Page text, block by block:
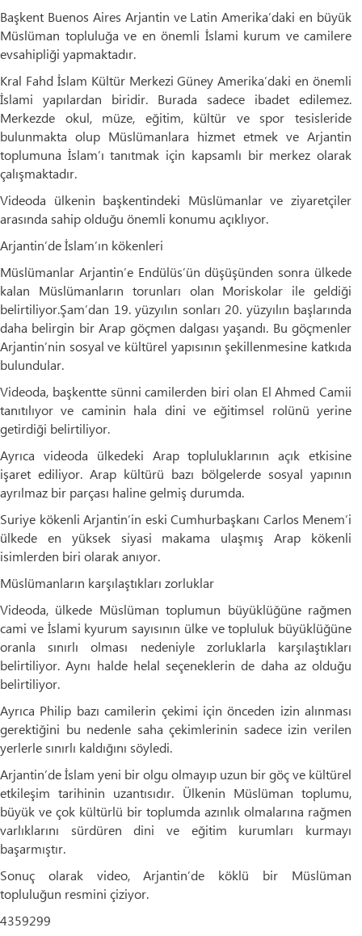
Başkent Buenos Aires Arjantin ve Latin Amerika’daki en büyük
Müslüman topluluğa ve en önemli İslami kurum ve camilere
evsahipliği yapmaktadır.
Kral Fahd İslam Kültür Merkezi Güney Amerika’daki en önemli
İslami yapılardan biridir. Burada sadece ibadet edilemez.
Merkezde okul, müze, eğitim, kültür ve spor tesisleride
bulunmakta olup Müslümanlara hizmet etmek ve Arjantin
toplumuna İslam’ı tanıtmak için kapsamlı bir merkez olarak
çalışmaktadır.
Videoda ülkenin başkentindeki Müslümanlar ve ziyaretçiler
arasında sahip olduğu önemli konumu açıklıyor.
Arjantin’de İslam’ın kökenleri
Müslümanlar Arjantin’e Endülüs’ün düşüşünden sonra ülkede
kalan Müslümanların torunları olan Moriskolar ile geldiği
belirtiliyor.Şam’dan 19. yüzyılın sonları 20. yüzyılın başlarında
daha belirgin bir Arap göçmen dalgası yaşandı. Bu göçmenler
Arjantin’nin sosyal ve kültürel yapısının şekillenmesine katkıda
bulundular.
Videoda, başkentte sünni camilerden biri olan El Ahmed Camii
tanıtılıyor ve caminin hala dini ve eğitimsel rolünü yerine
getirdiği belirtiliyor.
Ayrıca videoda ülkedeki Arap topluluklarının açık etkisine
işaret ediliyor. Arap kültürü bazı bölgelerde sosyal yapının
ayrılmaz bir parçası haline gelmiş durumda.
Suriye kökenli Arjantin’in eski Cumhurbaşkanı Carlos Menem’i
ülkede en yüksek siyasi makama ulaşmış Arap kökenli
isimlerden biri olarak anıyor.
Müslümanların karşılaştıkları zorluklar
Videoda, ülkede Müslüman toplumun büyüklüğüne rağmen
cami ve İslami kyurum sayısının ülke ve topluluk büyüklüğüne
oranla sınırlı olması nedeniyle zorluklarla karşılaştıkları
belirtiliyor. Aynı halde helal seçeneklerin de daha az olduğu
belirtiliyor.
Ayrıca Philip bazı camilerin çekimi için önceden izin alınması
gerektiğini bu nedenle saha çekimlerinin sadece izin verilen
yerlerle sınırlı kaldığını söyledi.
Arjantin’de İslam yeni bir olgu olmayıp uzun bir göç ve kültürel
etkileşim tarihinin uzantısıdır. Ülkenin Müslüman toplumu,
büyük ve çok kültürlü bir toplumda azınlık olmalarına rağmen
varlıklarını sürdüren dini ve eğitim kurumları kurmayı
başarmıştır.
Sonuç olarak video, Arjantin’de köklü bir Müslüman
topluluğun resmini çiziyor.
4359299